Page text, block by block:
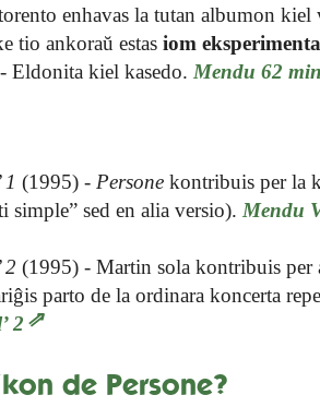
enhavas la tutan albumon
tio ankoraŭ estas iom eksperimenta
Eldonita kiel kasedo. Mendu 62
(1995) - Personekontribuis per la
simple” sed en alia versio). Mendu
2 (1995) - Martin sola kontribuis per
parto de la ordinara koncerta
2
de Persone?